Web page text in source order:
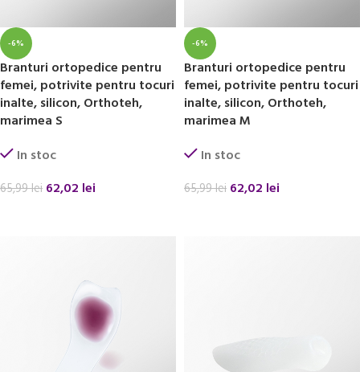
-6%
Branturi ortopedice pentru
femei, potrivite pentru tocuri
inalte, silicon, Orthoteh,
marimea S
In stoc
65,99lei 62,02 lei
-6%
Branturi ortopedice pentru
femei, potrivite pentru tocuri
inalte, silicon, Orthoteh,
marimea M
In stoc
65,99lei 62,02 lei